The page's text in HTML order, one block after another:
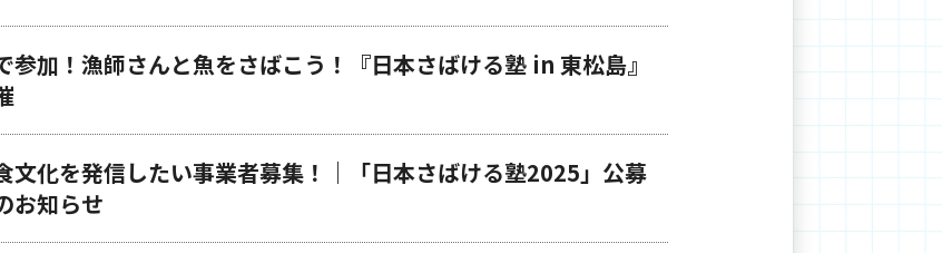
参加！漁師さんと魚をさばこう！『日本さばける塾 in 東松島』
文化を発信したい事業者募集！｜「日本さばける塾2025」公募
お知らせ